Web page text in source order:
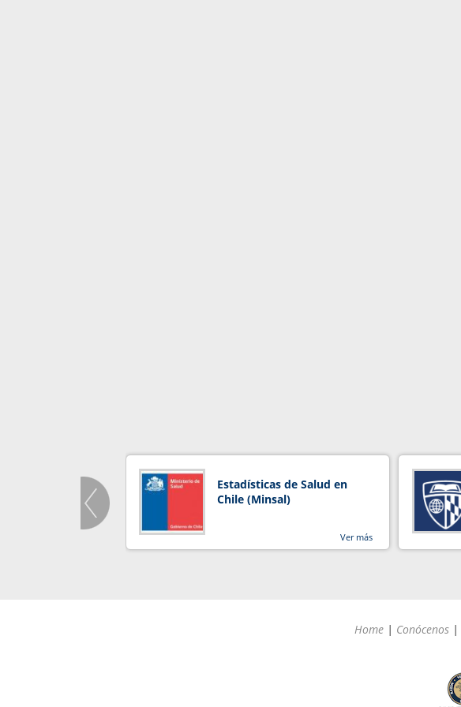
Estadísticas de Salud en
Chile (Minsal)
Ver más
Home | Conócenos |